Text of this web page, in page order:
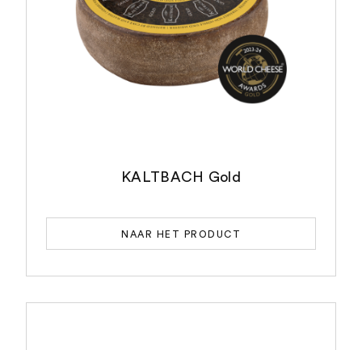
KALTBACH Gold
NAAR HET PRODUCT